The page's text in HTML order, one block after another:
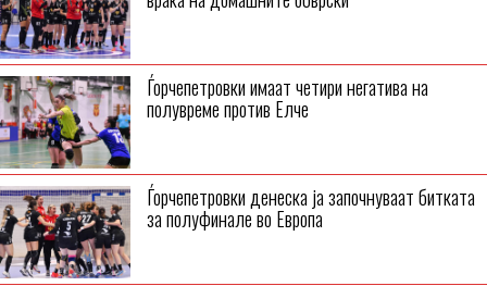
Ѓорчепетровки имаат четири негатива на
полувреме против Елче
Ѓорчепетровки денеска ја започнуваат битката
за полуфинале во Европа